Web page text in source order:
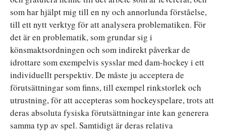
som har hjälpt mig till en ny och annorlunda förståelse,
till ett nytt verktyg för att analysera problematiken. För
det är en problematik, som grundar sig i
könsmaktsordningen och som indirekt påverkar de
idrottare som exempelvis sysslar med dam-hockey i ett
individuellt perspektiv. De måste ju acceptera de
förutsättningar som finns, till exempel rinkstorlek och
utrustning, för att accepteras som hockeyspelare, trots att
deras absoluta fysiska förutsättningar inte kan generera
samma typ av spel. Samtidigt är deras relativa